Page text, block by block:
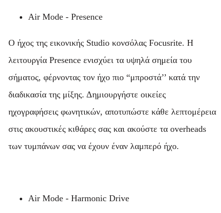
Air Mode - Presence
Ο ήχος της εικονικής Studio κονσόλας Focusrite. Η
λειτουργία Presence ενισχύει τα υψηλά σημεία του
σήματος, φέρνοντας τον ήχο πιο “μπροστά’’ κατά την
διαδικασία της μίξης. Δημιουργήστε οικείες
ηχογραφήσεις φωνητικών, αποτυπώστε κάθε λεπτομέρεια
στις ακουστικές κιθάρες σας και ακούστε τα overheads
των τυμπάνων σας να έχουν έναν λαμπερό ήχο.
Air Mode - Harmonic Drive